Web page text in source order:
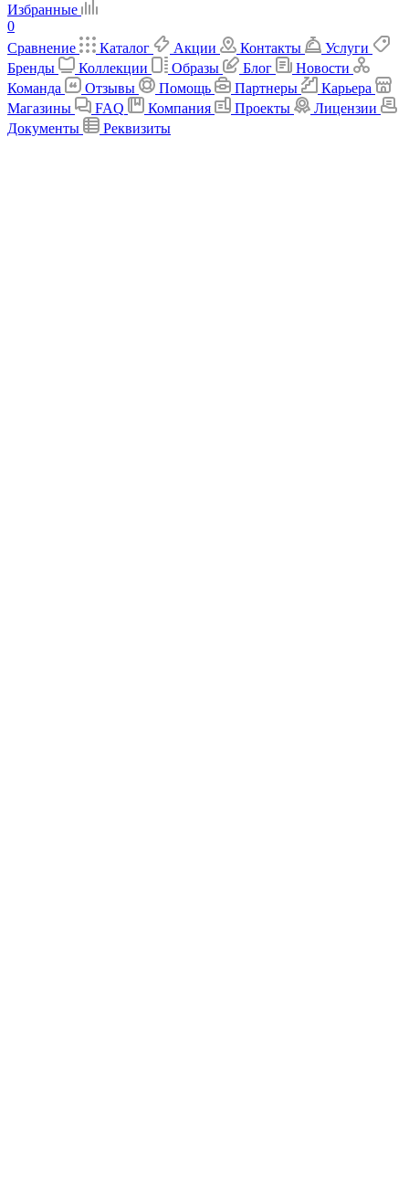
Избранные
0
Сравнение
Каталог Акции Контакты
Услуги
Бренды
Коллекции Образы Блог
Новости
Команда
Отзывы Помощь Партнеры
Карьера
Магазины
FAQ Компания Проекты
Лицензии
Документы
Реквизиты